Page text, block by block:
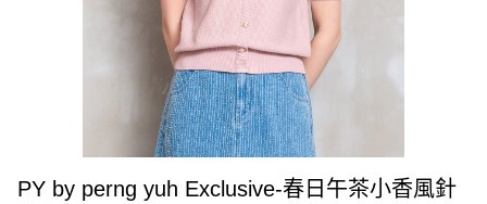
PY by perng yuh Exclusive-春日午茶小香風針